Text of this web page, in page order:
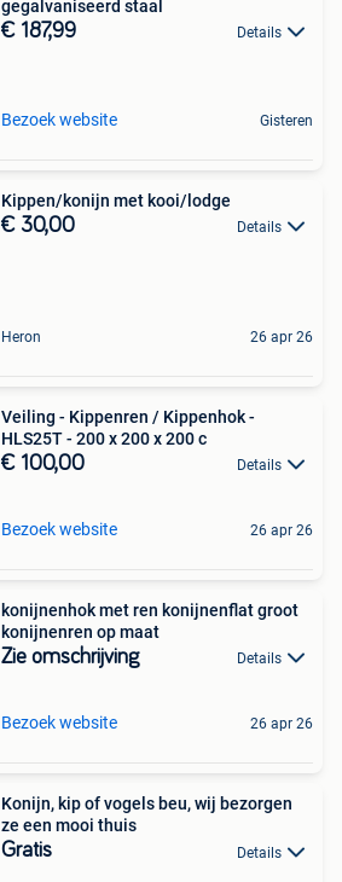
gegalvaniseerd staal
€ 187,99 Details
Bezoek website Gisteren
Kippen/konijn met kooi/lodge
€ 30,00 Details
Heron 26 apr 26
Veiling - Kippenren / Kippenhok -
HLS25T - 200 x 200 x 200 c
€ 100,00 Details
Bezoek website 26 apr 26
konijnenhok met ren konijnenflat groot
konijnenren op maat
Zie omschrijving Details
Bezoek website 26 apr 26
Konijn, kip of vogels beu, wij bezorgen
ze een mooi thuis
Gratis Details